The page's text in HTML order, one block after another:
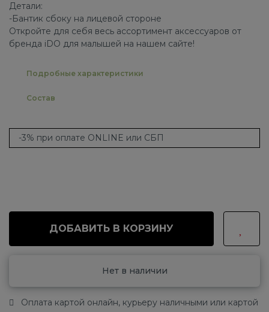
Детали:
-Бантик сбоку на лицевой стороне
Откройте для себя весь ассортимент аксессуаров от
бренда iDO для малышей на нашем сайте!
Подробные характеристики
Состав
-3% при оплате ONLINE или СБП
ДОБАВИТЬ В КОРЗИНУ
Нет в наличии
Оплата картой онлайн, курьеру наличными или картой